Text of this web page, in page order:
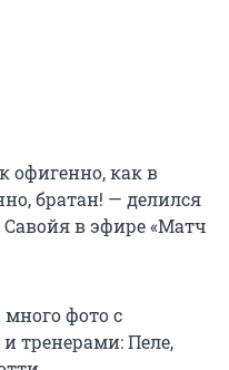
офигенно, как в
братан! — делился
в эфире «Матч
фото с
тренерами: Пеле,